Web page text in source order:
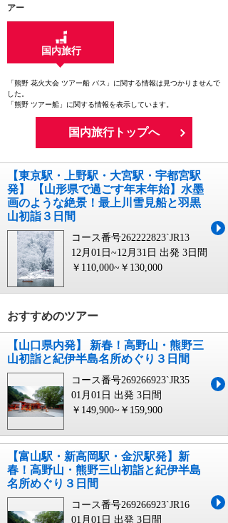
アー
国内旅行
「熊野 花火大会 ツアー船 バス」に関する情報は見つかりませんで
した。
「熊野 ツアー船」に関する情報を表示しています。
国内旅行トップへ
【東京駅・上野駅・大宮駅・宇都宮駅
発】 【山形県で過ごす年末年始】水墨
画のような絶景！最上川雪見船と羽黒
山初詣３日間
コース番号262222823`JR13
12月01日~12月31日 出発 3日間
￥110,000~￥130,000
おすすめのツアー
【山口県内発】 新春！高野山・熊野三
山初詣と紀伊半島名所めぐり３日間
コース番号269266923`JR35
01月01日 出発 3日間
￥149,900~￥159,900
【富山駅・新高岡駅・金沢駅発】新
春！高野山・熊野三山初詣と紀伊半島
名所めぐり３日間
コース番号269266923`JR16
01月01日 出発 3日間